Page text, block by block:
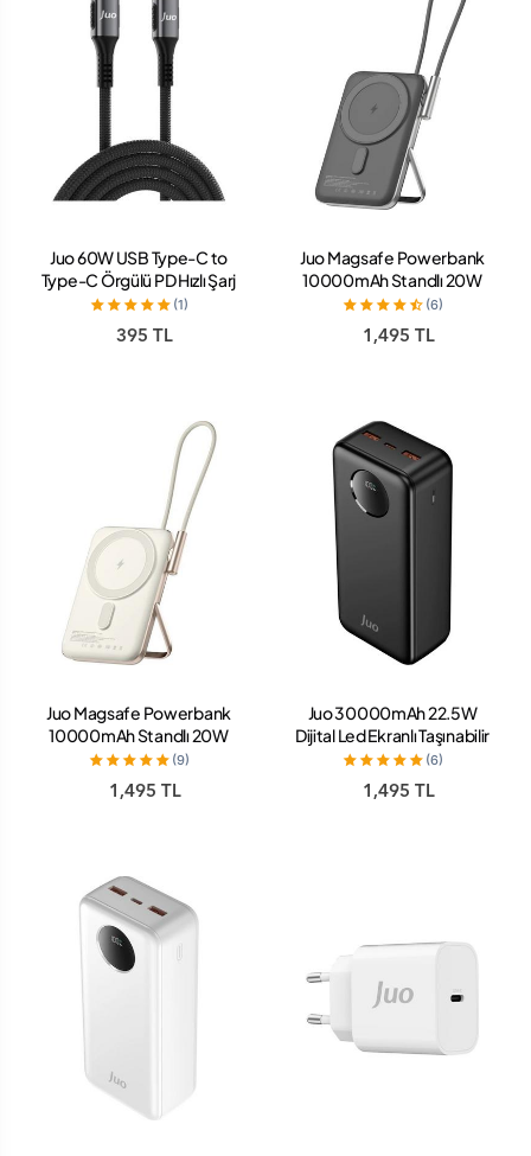
Juo 60W USB Type-C to
Type-C Örgülü PD Hızlı Şarj
ve Data Kablosu 1 Metre
(1)
395 TL
Juo Magsafe Powerbank
10000mAh Standlı 20W
Dahili Type-C Kablolu
Taşınabilir Hızlı Şarj Cihazı
Siyah
(6)
1,495 TL
Juo Magsafe Powerbank
10000mAh Standlı 20W
Dahili Type-C Kablolu
Taşınabilir Hızlı Şarj Cihazı
Beyaz
(9)
1,495 TL
Juo 30000mAh 22.5W
Dijital Led Ekranlı Taşınabilir
Hızlı Şarj Cihazı Powerbank
Siyah
(6)
1,495 TL